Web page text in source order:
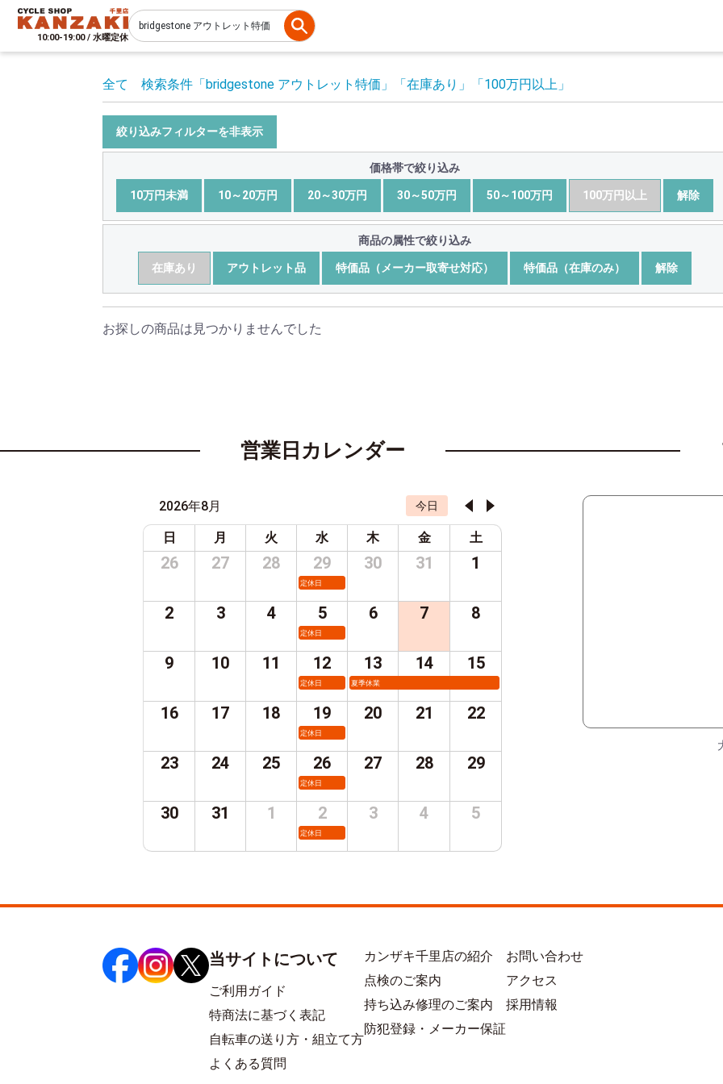
10:00-19:00 / 水曜定休
全て 検索条件 「bridgestone アウトレット特価」 「在庫あり」 「100万円以上」
絞り込みフィルターを非表示
価格帯で絞り込み
10万円未満 10～20万円 20～30万円 30～50万円 50～100万円 100万円以上 解除
商品の属性で絞り込み
在庫あり アウトレット品 特価品（メーカー取寄せ対応） 特価品（在庫のみ） 解除
お探しの商品は見つかりませんでした
営業日カレンダー
2026年8月 今日
日 月 火 水 木 金 土
26 27 28 29
定休日
30 31 1
2 3 4 5
定休日
6 7 8
9 10 11 12
定休日
13
夏季休業
14 15
16 17 18 19
定休日
20 21 22
23 24 25 26
定休日
27 28 29
30 31 1 2
定休日
3 4 5
当サイトについて
ご利用ガイド
特商法に基づく表記
自転車の送り方・組立て方
よくある質問
カンザキ千里店の紹介
点検のご案内
持ち込み修理のご案内
防犯登録・メーカー保証
お問い合わせ
アクセス
採用情報